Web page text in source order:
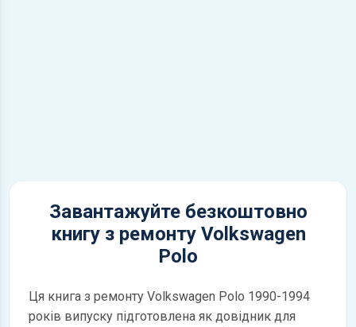
Завантажуйте безкоштовно
книгу з ремонту Volkswagen
Polo
Ця книга з ремонту Volkswagen Polo 1990-1994
років випуску підготовлена як довідник для